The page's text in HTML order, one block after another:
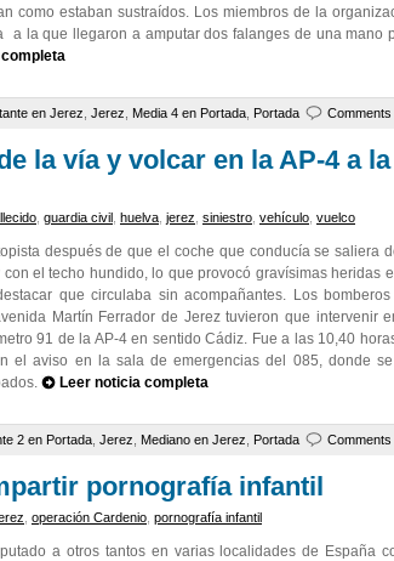
como estaban sustraídos. Los miembros de la
la que llegaron a amputar dos falanges de una mano
en Jerez Jerez Media 4 en Portada Portada Comments
la vía y volcar en la AP-4 a la
guardia civil huelva jerez siniestro vehículo vuelco
después de que el coche que conducía se saliera
el techo hundido, lo que provocó gravísimas heridas
que circulaba sin acompañantes. Los bomberos
Martín Ferrador de Jerez tuvieron que intervenir
91 de la AP-4 en sentido Cádiz. Fue a las 10,40
el aviso en la sala de emergencias del 085, donde
Leer noticia completa
2 en Portada Jerez Mediano en Jerez Portada Comments
pornografía infantil
operación Cardenio pornografía infantil
a otros tantos en varias localidades de España